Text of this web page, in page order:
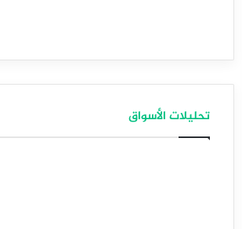
تحليلات الأسواق